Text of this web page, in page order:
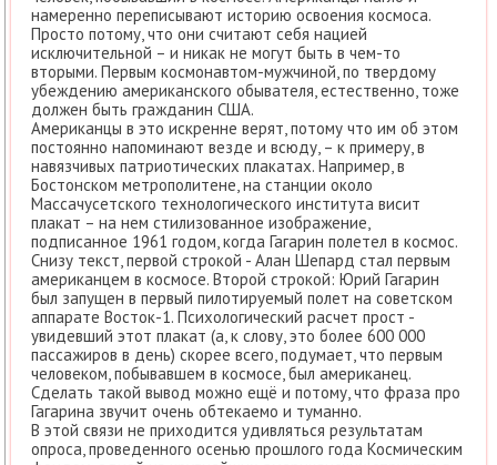
намеренно переписывают историю освоения космоса.
Просто потому, что они считают себя нацией
исключительной – и никак не могут быть в чем-то
вторыми. Первым космонавтом-мужчиной, по твердому
убеждению американского обывателя, естественно, тоже
должен быть гражданин США.
Американцы в это искренне верят, потому что им об этом
постоянно напоминают везде и всюду, – к примеру, в
навязчивых патриотических плакатах. Например, в
Бостонском метрополитене, на станции около
Массачусетского технологического института висит
плакат – на нем стилизованное изображение,
подписанное 1961 годом, когда Гагарин полетел в космос.
Снизу текст, первой строкой - Алан Шепард стал первым
американцем в космосе. Второй строкой: Юрий Гагарин
был запущен в первый пилотируемый полет на советском
аппарате Восток-1. Психологический расчет прост -
увидевший этот плакат (а, к слову, это более 600 000
пассажиров в день) скорее всего, подумает, что первым
человеком, побывавшем в космосе, был американец.
Сделать такой вывод можно ещё и потому, что фраза про
Гагарина звучит очень обтекаемо и туманно.
В этой связи не приходится удивляться результатам
опроса, проведенного осенью прошлого года Космическим